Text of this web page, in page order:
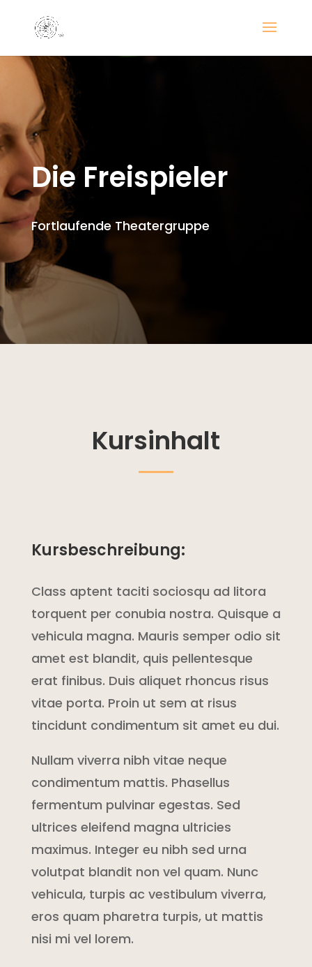
Die Freispieler
Fortlaufende Theatergruppe
Kursinhalt
Kursbeschreibung:
Class aptent taciti sociosqu ad litora
torquent per conubia nostra. Quisque a
vehicula magna. Mauris semper odio sit
amet est blandit, quis pellentesque
erat finibus. Duis aliquet rhoncus risus
vitae porta. Proin ut sem at risus
tincidunt condimentum sit amet eu dui.
Nullam viverra nibh vitae neque
condimentum mattis. Phasellus
fermentum pulvinar egestas. Sed
ultrices eleifend magna ultricies
maximus. Integer eu nibh sed urna
volutpat blandit non vel quam. Nunc
vehicula, turpis ac vestibulum viverra,
eros quam pharetra turpis, ut mattis
nisi mi vel lorem.